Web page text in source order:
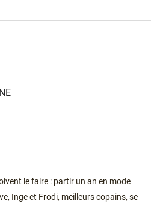
le faire : partir un an en mode
Inge et Frodi, meilleurs copains, se